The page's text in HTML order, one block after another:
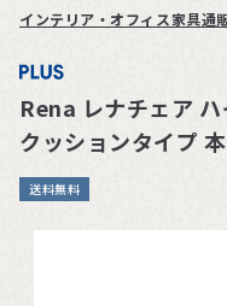
インテリア・オフィス家具
Rena レナチェア
クッションタイプ
送料無料